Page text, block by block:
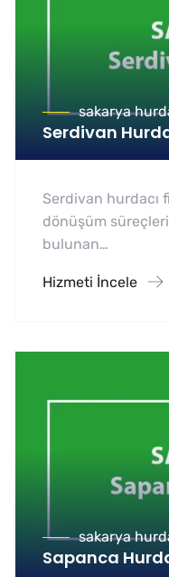
sakarya
Serdivan
Serdivan hurdacı
dönüşüm
bulunan…
Hizmeti İncele
sakarya
Sapanca